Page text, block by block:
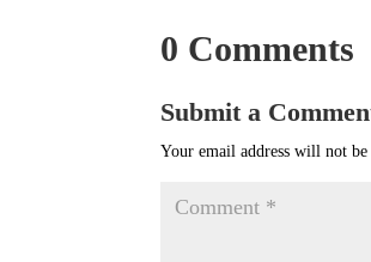
0 Comments
Submit a
Your email address will not be